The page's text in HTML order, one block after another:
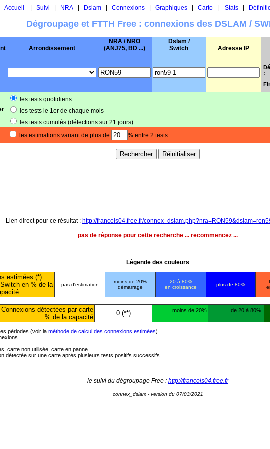
Accueil Suivi NRA| Dslam| Connexions| Graphiques| Carto| Stats|
Dégroupage et FTTH Free : connexions des DSLAM /
Arrondissement
NRA / NRO
(ANJ75, BD ...)
Dslam /
Switch
Adresse IP
:
les tests quotidiens
les tests le 1er de chaque mois
les tests cumulés (détections sur 21 jours)
les estimations variant de plus de % entre 2 tests
Lien direct pour ce résultat : http://francois04.free.fr/
pas de réponse pour cette recherche ... recommencez ...
Légende des couleurs
estimées (*)
en % de la
pas d'estimation
moins de 20%
démarrage
20 à 80%
en croissance
plus de 80%
Connexions détectées par carte
% de la capacité
0 (**) moins de 20% de 20 à 80%
périodes (voir la méthode de calcul des connexions estimées)
carte non utilisée, carte en panne.
détectée sur une carte après plusieurs tests positifs successifs
le suivi du dégroupage Free : http://francois04.free.fr
connex_dslam - version du 07/03/2021